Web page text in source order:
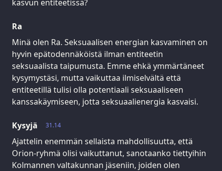
kasvun entiteetissä?
Ra
Minä olen Ra. Seksuaalisen energian kasvaminen on
hyvin epätodennäköistä ilman entiteetin
seksuaalista taipumusta. Emme ehkä ymmärtäneet
kysymystäsi, mutta vaikuttaa ilmiselvältä että
entiteetillä tulisi olla potentiaali seksuaaliseen
kanssakäymiseen, jotta seksuaalienergia kasvaisi.
31.14
Kysyjä
Ajattelin enemmän sellaista mahdollisuutta, että
Orion-ryhmä olisi vaikuttanut, sanotaanko tiettyihin
Kolmannen valtakunnan jäseniin, joiden olen